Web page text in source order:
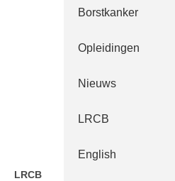
LRCB
Borstkanker
Opleidingen
Nieuws
LRCB
English